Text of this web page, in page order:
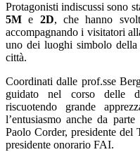
Protagonisti indiscussi sono
5Me 2D, che hanno
accompagnando i visitatori
uno dei luoghi simbolo
città.
Coordinati dalle prof.sse
guidato nel corso delle
riscuotendo grande
l’entusiasmo anche da
Paolo Corder, presidente
presidente onorario FAI.